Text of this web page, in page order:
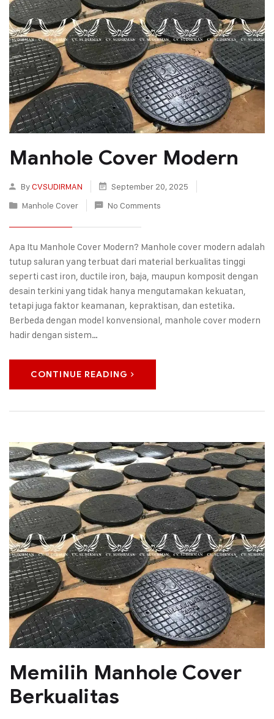
Manhole Cover Modern
ByCVSUDIRMAN
September 20, 2025
Manhole Cover
No Comments
Apa Itu Manhole Cover Modern? Manhole cover modern adalah
tutup saluran yang terbuat dari material berkualitas tinggi
seperti cast iron, ductile iron, baja, maupun komposit dengan
desain terkini yang tidak hanya mengutamakan kekuatan,
tetapi juga faktor keamanan, kepraktisan, dan estetika.
Berbeda dengan model konvensional, manhole cover modern
hadir dengan sistem…
CONTINUE READING
Memilih Manhole Cover
Berkualitas